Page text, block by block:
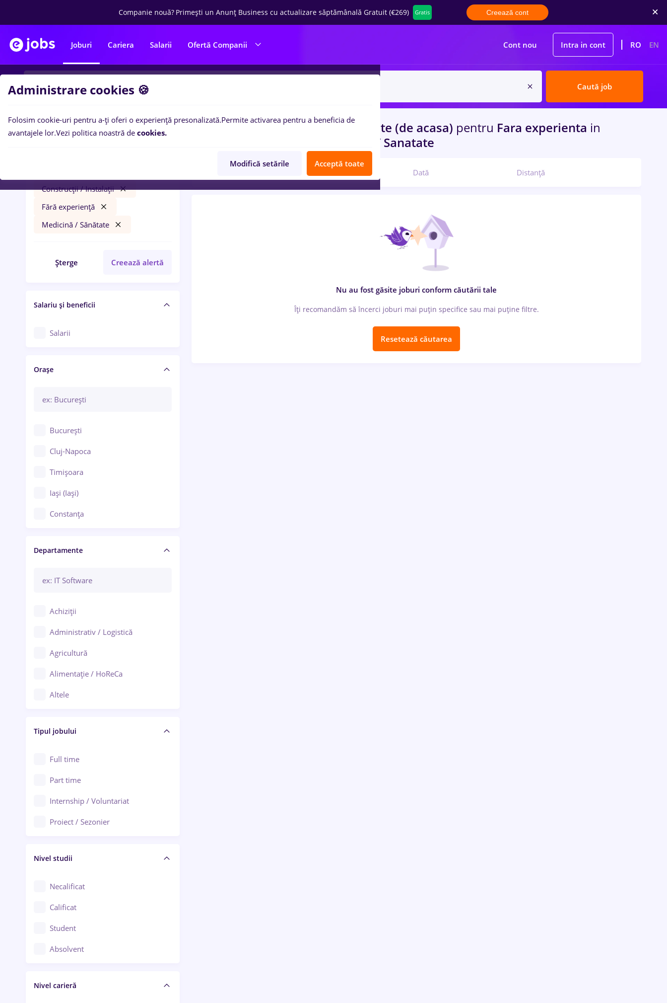
Companie nouă? Primești un Anunț Business cu actualizare săptămânală Gratuit (€269) Gratis Creează cont
Joburi Cariera Salarii Ofertă Companii Cont nou Intra in cont RO EN
Caută job
Filtre
Construcții / Instalații
Fără experiență
Medicină / Sănătate
Șterge Creează alertă
Salariu și beneficii
Salarii
Orașe
București
Cluj-Napoca
Timișoara
Iași (Iași)
Constanța
Brașov
Bacău
Galați (Galați)
Ploiești
Arad
Baia Mare
Bârlad
Bistrița (Bistrița-Năsăud)
Departamente
Achiziții
Administrativ / Logistică
Agricultură
Alimentație / HoReCa
Altele
Asigurări
Au pair / Babysitter / Curățenie
Audit / Consultanță
Auto / Echipamente
Automatizări
Cercetare - dezvoltare
Chimie / Biochimie
Confecții / Design vestimentar
Construcții / Instalații
Controlul calității
Educație / Training / Arte
Tipul jobului
Full time
Part time
Internship / Voluntariat
Proiect / Sezonier
Nivel studii
Necalificat
Calificat
Student
Absolvent
Nivel carieră
0locuri de muncazugravinRemote (de acasa) pentru Fara experienta in
Constructii / Instalatii, Medicina / Sanatate
Relevanță Dată Distanță
Nu au fost găsite joburi conform căutării tale
Îți recomandăm să încerci joburi mai puțin specifice sau mai puține filtre.
Resetează căutarea
Administrare cookies 🍪
Folosim cookie-uri pentru a-ți oferi o experiență presonalizată.Permite activarea pentru a beneficia de
avantajele lor.Vezi politica noastră de cookies.
Modifică setările Acceptă toate